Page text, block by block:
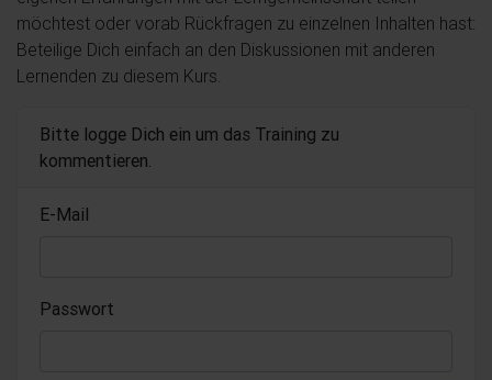
möchtest oder vorab Rückfragen zu einzelnen Inhalten hast:
Beteilige Dich einfach an den Diskussionen mit anderen
Lernenden zu diesem Kurs.
Bitte logge Dich ein um das Training zu
kommentieren.
E-Mail
Passwort